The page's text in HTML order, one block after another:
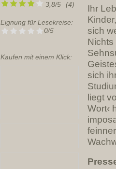
3,8/5 (4)
Eignung für Lesekreise:
0/5
Kaufen mit einem Klick:
Ihr
sich
sich
liegt
Wort‹